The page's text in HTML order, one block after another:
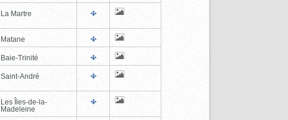
La Martre
Matane
Baie-Trinité
Saint-André
Les Îles-de-la-
Madeleine